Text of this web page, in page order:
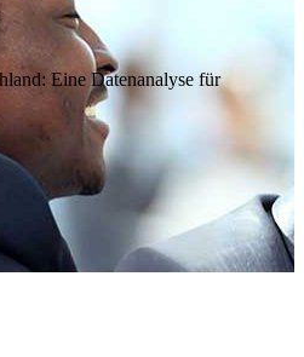
Eine Datenanalyse für